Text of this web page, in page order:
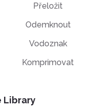
Přeložit
Odemknout
Vodoznak
Komprimovat
Library